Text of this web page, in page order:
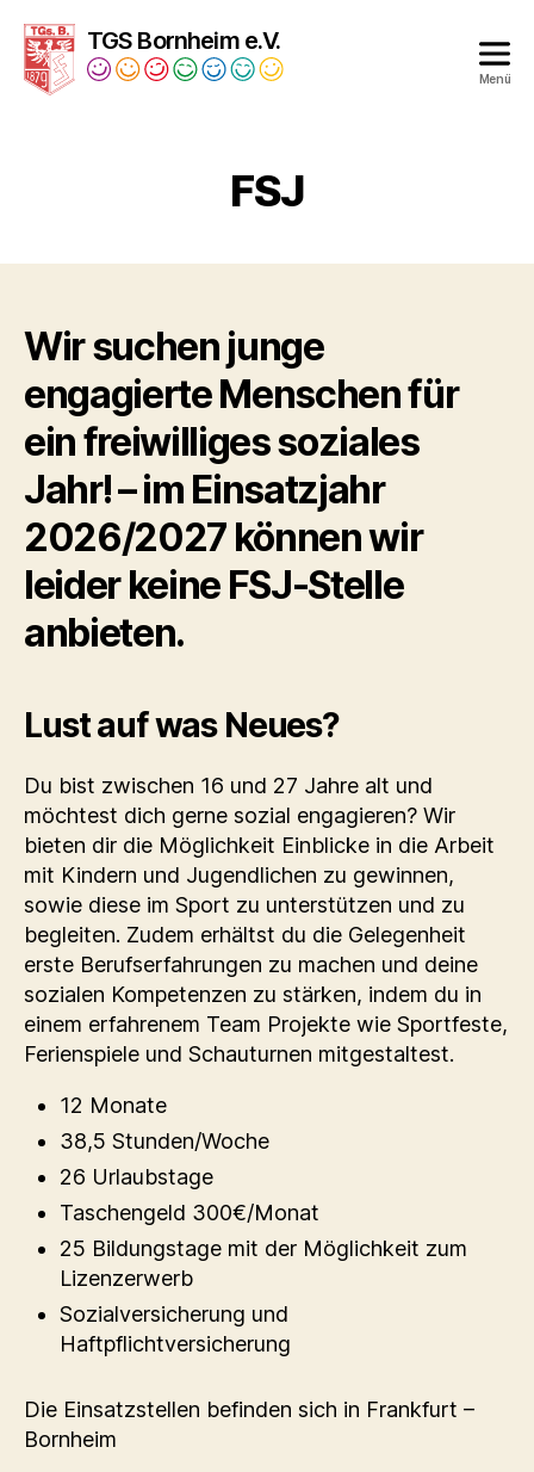
TGS Bornheim e.V.
Menü
FSJ
Wir suchen junge
engagierte Menschen für
ein freiwilliges soziales
Jahr! – im Einsatzjahr
2026/2027 können wir
leider keine FSJ-Stelle
anbieten.
Lust auf was Neues?
Du bist zwischen 16 und 27 Jahre alt und
möchtest dich gerne sozial engagieren? Wir
bieten dir die Möglichkeit Einblicke in die Arbeit
mit Kindern und Jugendlichen zu gewinnen,
sowie diese im Sport zu unterstützen und zu
begleiten. Zudem erhältst du die Gelegenheit
erste Berufserfahrungen zu machen und deine
sozialen Kompetenzen zu stärken, indem du in
einem erfahrenem Team Projekte wie Sportfeste,
Ferienspiele und Schauturnen mitgestaltest.
12 Monate
38,5 Stunden/Woche
26 Urlaubstage
Taschengeld 300€/Monat
25 Bildungstage mit der Möglichkeit zum
Lizenzerwerb
Sozialversicherung und
Haftpflichtversicherung
Die Einsatzstellen befinden sich in Frankfurt –
Bornheim